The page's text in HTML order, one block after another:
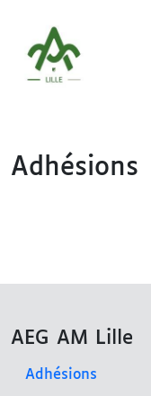
Adhésions
AEG AM Lille
Adhésions